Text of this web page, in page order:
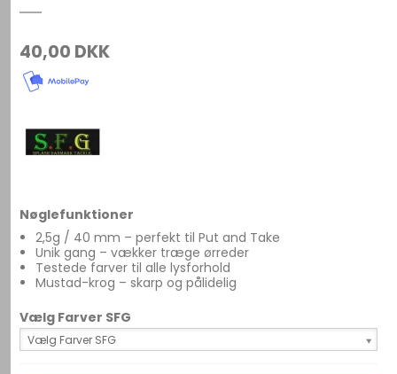
40,00 DKK
Nøglefunktioner
2,5g / 40 mm – perfekt til Put and Take
Unik gang – vækker træge ørreder
Testede farver til alle lysforhold
Mustad-krog – skarp og pålidelig
Vælg Farver SFG
Vælg Farver SFG